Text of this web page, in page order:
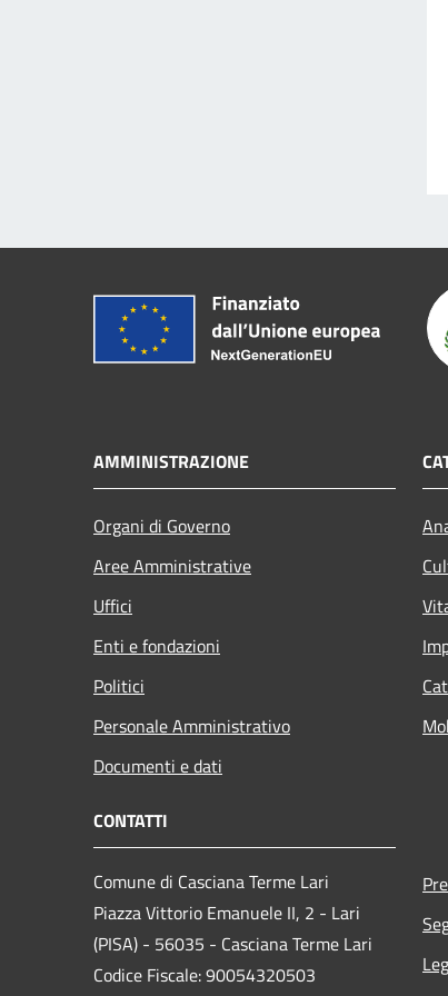
AMMINISTRAZIONE
Organi di Governo
Aree Amministrative
Uffici
Enti e fondazioni
Politici
Personale Amministrativo
Documenti e dati
CONTATTI
Comune di Casciana Terme Lari
Piazza Vittorio Emanuele II, 2 - Lari
(PISA) - 56035 - Casciana Terme Lari
Codice Fiscale: 90054320503